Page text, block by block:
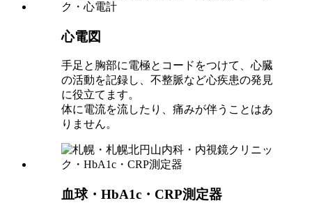
心電図
手足と胸部に電極とコードをつけて、心臓
の活動を記録し、不整脈など心疾患の発見
に役立てます。
体に電流を流したり、痛みが伴うことはあ
りません。
血球・HbA1c・CRP測定器